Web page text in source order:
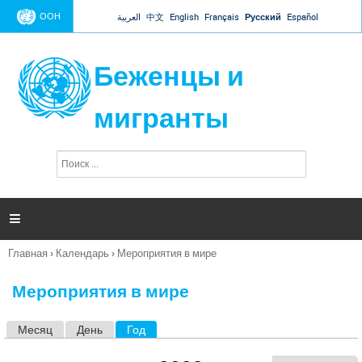
Jump to navigation
ООН العربية 中文 English Français Русский Español
Беженцы и
мигранты
п
и

Вы
Главная › Календарь › Мероприятия в мире
Мероприятия в мире
Месяц День Год